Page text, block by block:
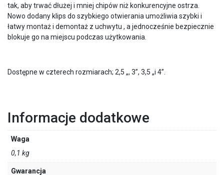
tak, aby trwać dłużej i mniej chipów niż konkurencyjne ostrza.
Nowo dodany klips do szybkiego otwierania umożliwia szybki i
łatwy montaż i demontaż z uchwytu , a jednocześnie bezpiecznie
blokuje go na miejscu podczas użytkowania.
Dostępne w czterech rozmiarach; 2,5 „, 3”, 3,5 „i 4”.
Informacje dodatkowe
Waga
0,1 kg
Gwarancja